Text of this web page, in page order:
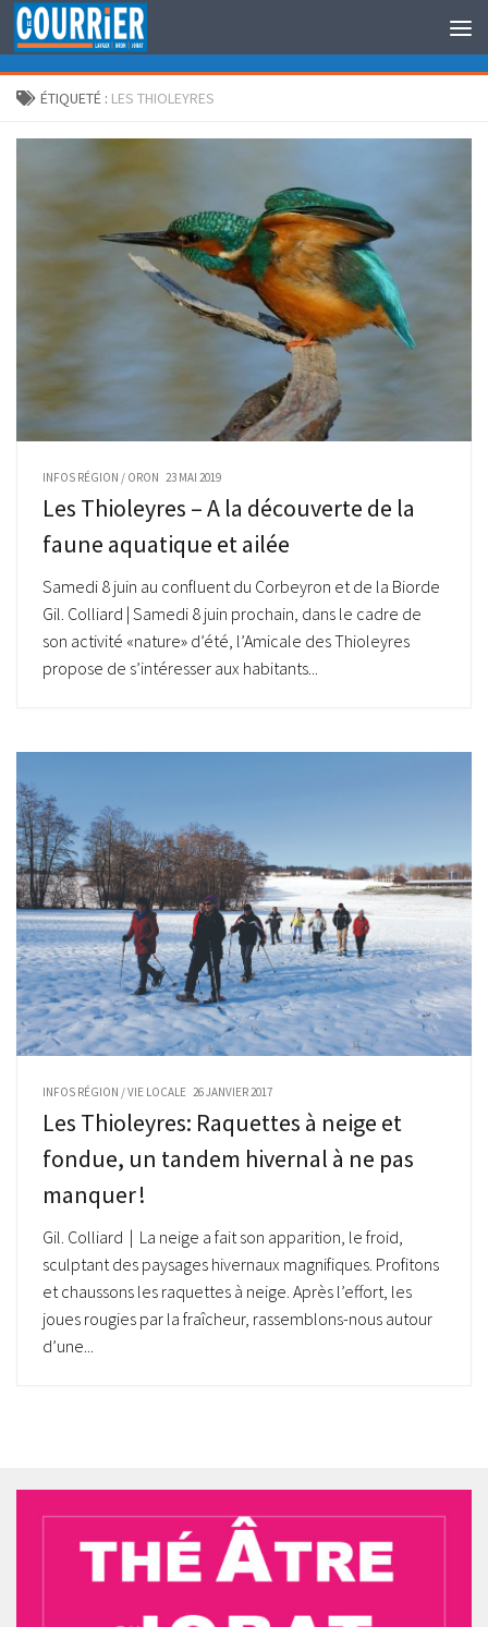
Au dessous du contenu
ÉTIQUETÉ : LES THIOLEYRES
INFOS RÉGION / ORON 23 MAI 2019
Les Thioleyres – A la découverte de la
faune aquatique et ailée
Samedi 8 juin au confluent du Corbeyron et de la Biorde
Gil. Colliard | Samedi 8 juin prochain, dans le cadre de
son activité «nature» d’été, l’Amicale des Thioleyres
propose de s’intéresser aux habitants...
INFOS RÉGION /VIE LOCALE 26 JANVIER 2017
Les Thioleyres: Raquettes à neige et
fondue, un tandem hivernal à ne pas
manquer !
Gil. Colliard | La neige a fait son apparition, le froid,
sculptant des paysages hivernaux magnifiques. Profitons
et chaussons les raquettes à neige. Après l’effort, les
joues rougies par la fraîcheur, rassemblons-nous autour
d’une...